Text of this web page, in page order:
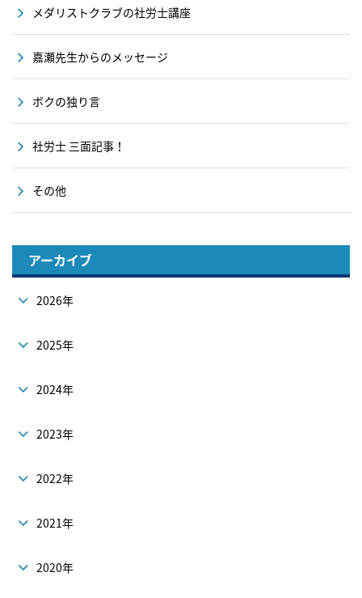
メダリストクラブの社労士講座
嘉瀬先生からのメッセージ
ボクの独り言
社労士 三面記事！
その他
アーカイブ
2026年
2025年
2024年
2023年
2022年
2021年
2020年